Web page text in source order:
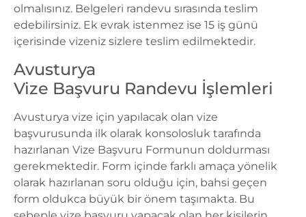
olmalısınız. Belgeleri randevu sırasında teslim
edebilirsiniz. Ek evrak istenmez ise 15 iş günü
içerisinde vizeniz sizlere teslim edilmektedir.
Avusturya
Vize Başvuru Randevu İşlemleri
Avusturya vize için yapılacak olan vize
başvurusunda ilk olarak konsolosluk tarafında
hazırlanan Vize Başvuru Formunun doldurması
gerekmektedir. Form içinde farklı amaça yönelik
olarak hazırlanan soru olduğu için, bahsi geçen
form oldukca büyük bir önem taşımakta. Bu